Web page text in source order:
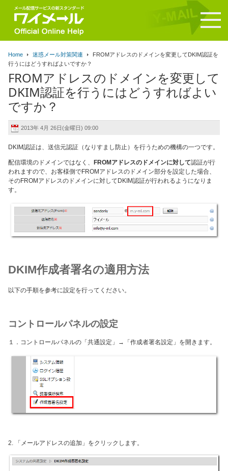
Home 迷惑メール対策関連
FROMアドレスのドメインを変更してDKIM認証を
行うにはどうすればよいですか？
FROMアドレスのドメインを変更して
DKIM認証を行うにはどうすればよい
ですか？
2013年 4月 26日(金曜日) 09:00
DKIM認証は、送信元認証（なりすまし防止）を行うための機構の一つです。
配信環境のドメインではなく、 FROMアドレスのドメインに対して認証が行
われますので、お客様側でFROMアドレスのドメイン部分を設定した場合、
そのFROMアドレスのドメインに対してDKIM認証が行われるようになりま
す。
DKIM作成者署名の適用方法
以下の手順を参考に設定を行ってください。
コントロールパネルの設定
１．コントロールパネルの「共通設定」→「作成者署名設定」を開きます。
2. 「メールアドレスの追加」をクリックします。